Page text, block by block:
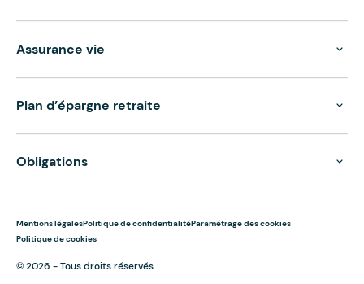
Assurance vie
Plan d’épargne retraite
Obligations
Mentions légalesPolitique de confidentialitéParamétrage des cookies
Politique de cookies
© 2026 - Tous droits réservés